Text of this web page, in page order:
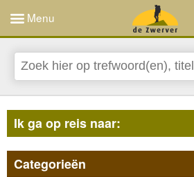
Menu
Ik ga op reis naar:
Categorieën